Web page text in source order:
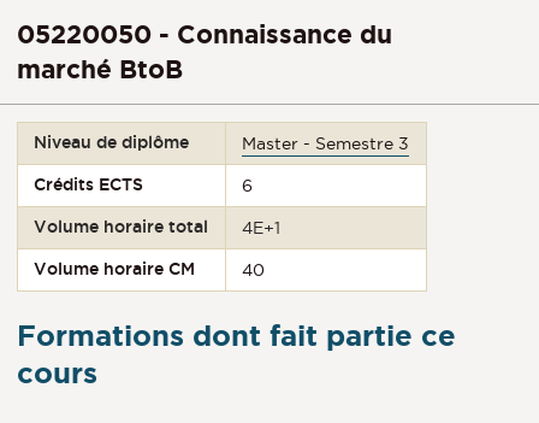
05220050 - Connaissance du
marché BtoB
Niveau de diplôme Master - Semestre 3
Crédits ECTS 6
Volume horaire total 4E+1
Volume horaire CM 40
Formations dont fait partie ce
cours